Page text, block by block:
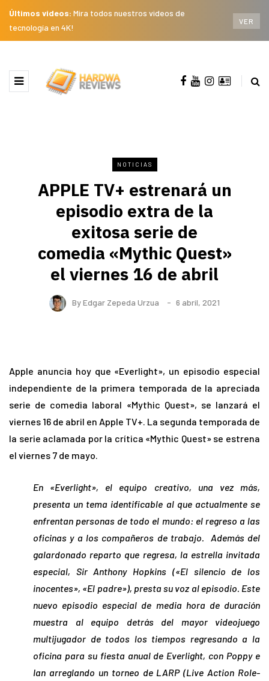
Últimos videos: Mira todos nuestros videos de
tecnología en 4K!
VER
NOTICIAS
APPLE TV+ estrenará un
episodio extra de la
exitosa serie de
comedia «Mythic Quest»
el viernes 16 de abril
ByEdgar Zepeda Urzua 6 abril, 2021
Apple anuncia hoy que «Everlight», un episodio especial
independiente de la primera temporada de la apreciada
serie de comedia laboral «Mythic Quest», se lanzará el
viernes 16 de abril en Apple TV+. La segunda temporada de
la serie aclamada por la crítica «Mythic Quest» se estrena
el viernes 7 de mayo.
En «Everlight», el equipo creativo, una vez más,
presenta un tema identificable al que actualmente se
enfrentan personas de todo el mundo: el regreso a las
oficinas y a los compañeros de trabajo. Además del
galardonado reparto que regresa, la estrella invitada
especial, Sir Anthony Hopkins («El silencio de los
inocentes», «El padre»), presta su voz al episodio. Este
nuevo episodio especial de media hora de duración
muestra al equipo detrás del mayor videojuego
multijugador de todos los tiempos regresando a la
oficina para su fiesta anual de Everlight, con Poppy e
Ian arreglando un torneo de LARP (Live Action Role-